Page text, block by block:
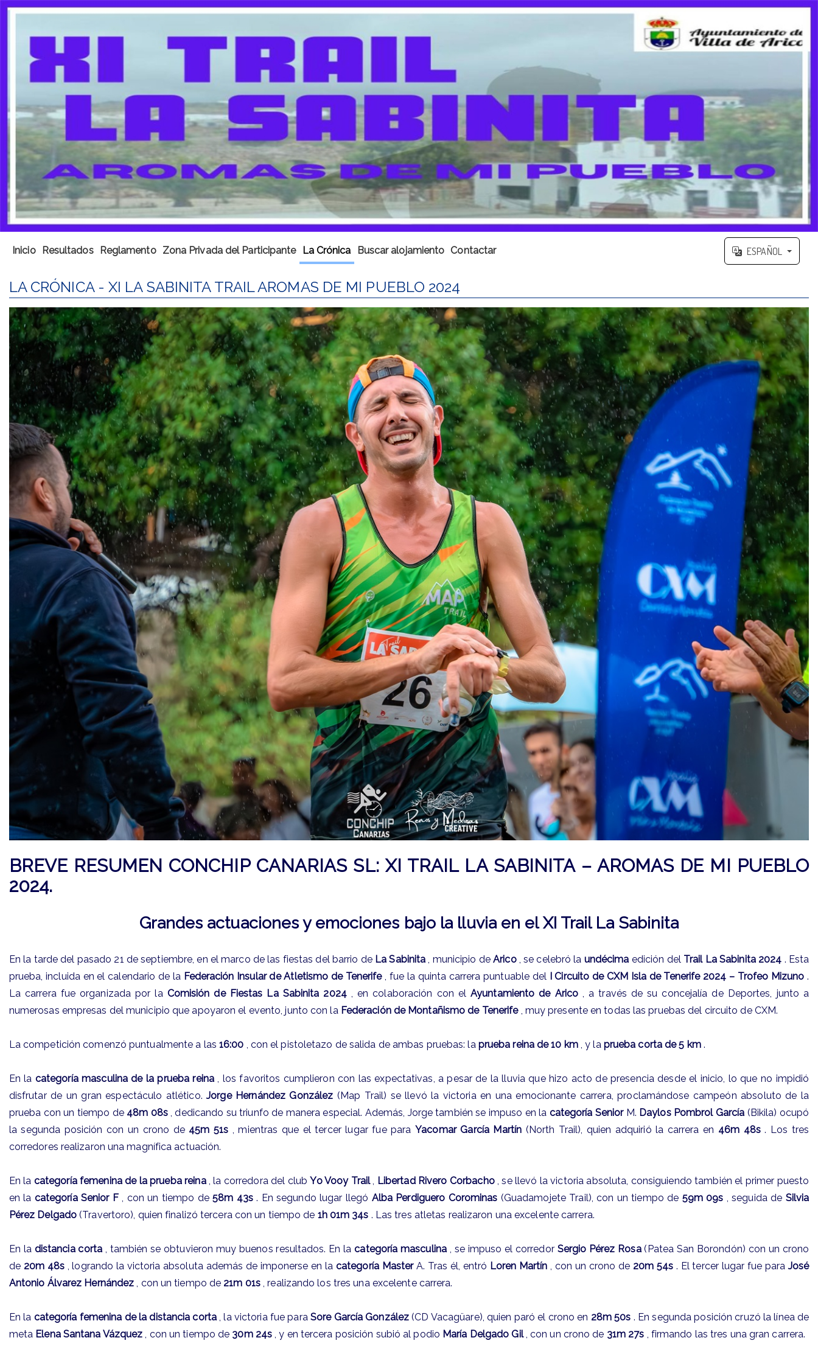
Inicio Resultados Reglamento Zona Privada del Participante La Crónica Buscar alojamiento Contactar ESPAÑOL
LA CRÓNICA - XI LA SABINITA TRAIL AROMAS DE MI PUEBLO 2024
BREVE RESUMEN CONCHIP CANARIAS SL: XI TRAIL LA SABINITA – AROMAS DE MI PUEBLO
2024.
Grandes actuaciones y emociones bajo la lluvia en el XI Trail La Sabinita
En la tarde del pasado 21 de septiembre, en el marco de las fiestas del barrio de La Sabinita , municipio deArico, se celebró la undécima edición del Trail La Sabinita 2024 . Esta
prueba, incluida en el calendario de la Federación Insular de Atletismo de Tenerife, fue la quinta carrera puntuable del I Circuito de CXM Isla de Tenerife 2024 – Trofeo Mizuno .
La carrera fue organizada por la Comisión de Fiestas La Sabinita 2024, en colaboración con elAyuntamiento de Arico , a través de su concejalía de Deportes, junto a
numerosas empresas del municipio que apoyaron el evento, junto con la Federación de Montañismo de Tenerife, muy presente en todas las pruebas del circuito de CXM.
La competición comenzó puntualmente a las 16:00 , con el pistoletazo de salida de ambas pruebas: la prueba reina de 10 km, y la prueba corta de 5 km.
En la categoría masculina de la prueba reina, los favoritos cumplieron con las expectativas, a pesar de la lluvia que hizo acto de presencia desde el inicio, lo que no impidió
disfrutar de un gran espectáculo atlético.Jorge Hernández González (Map Trail) se llevó la victoria en una emocionante carrera, proclamándose campeón absoluto de la
prueba con un tiempo de 48m 08s, dedicando su triunfo de manera especial. Además, Jorge también se impuso en la categoría SeniorM. Daylos Pombrol García (Bikila) ocupó
la segunda posición con un crono de 45m 51s , mientras que el tercer lugar fue paraYacomar García Martín (North Trail), quien adquirió la carrera en 46m 48s. Los tres
corredores realizaron una magnífica actuación.
En la categoría femenina de la prueba reina, la corredora del clubYo Vooy Trail, Libertad Rivero Corbacho, se llevó la victoria absoluta, consiguiendo también el primer puesto
en la categoría Senior F, con un tiempo de58m 43s. En segundo lugar llegó Alba Perdiguero Corominas (Guadamojete Trail), con un tiempo de 59m 09s , seguida de Silvia
Pérez Delgado (Travertoro), quien finalizó tercera con un tiempo de 1h 01m 34s . Las tres atletas realizaron una excelente carrera.
En la distancia corta, también se obtuvieron muy buenos resultados. En lacategoría masculina, se impuso el corredor Sergio Pérez Rosa(Patea San Borondón) con un crono
de 20m 48s, logrando la victoria absoluta además de imponerse en la categoría MasterA. Tras él, entró Loren Martín , con un crono de 20m 54s . El tercer lugar fue para José
Antonio Álvarez Hernández , con un tiempo de 21m 01s , realizando los tres una excelente carrera.
En la categoría femenina de la distancia corta , la victoria fue para Sore García González (CD Vacagüare), quien paró el crono en 28m 50s . En segunda posición cruzó la línea de
meta Elena Santana Vázquez , con un tiempo de 30m 24s , y en tercera posición subió al podio María Delgado Gil, con un crono de 31m 27s , firmando las tres una gran carrera.